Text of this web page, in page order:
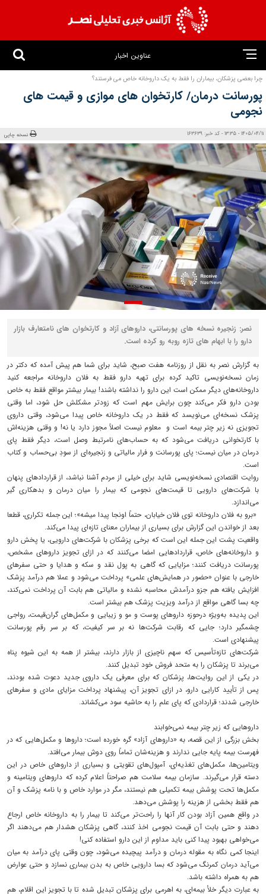
عناوین اخبار
چرا بعضی پزشکان، بیماران را فقط به یک داروخانه خاص می‌ فرستند؟
پورسانت درمان/ کارتخوان‌ های موازی و قیمت‌ های
نجومی
1405/04/11 - 13:35 - کد خبر: 163639 نسخه چاپی
نصر: زنجیره نسخه‌ های پورسانتی، داروهای آزاد و کارتخوان‌ های نامتعارف بازار
دارو را با ابهام‌ های تازه روبه‌ رو کرده است.
به گزارش نصر به نقل از روزنامه هفت صبح، شاید برای شما هم پیش آمده که دکتر در
زمان نسخه‌نویسی تاکید کرده برای تهیه دارو فقط به فلان داروخانه مراجعه کنید
داروخانه‌های دیگر ممکن است این دارو را نداشته باشند! بیمار بیشتر مواقع فقط به خاص
بودن دارو فکر می‌کند چون برایش مهم است که زودتر مشکلش حل شود، اما وقتی
پزشک نسخه‌ای می‌نویسد که فقط در یک داروخانه‌ خاص پیدا می‌شود، وقتی داروی
تجویزی نه زیر چتر بیمه است و معلوم نیست اصلاً مجوز دارد یا نه! و وقتی هزینه‌اش
با کارتخوانی دریافت می‌شود که به حساب‌های نامرتبط وصل است، دیگر فقط پای
درمان در میان نیست؛ پای پورسانت و فرار مالیاتی و زنجیره‌ای از سودِ بی‌حساب و کتاب
است.
روایت اقتصادی نسخه‌نویسی شاید برای خیلی از مردم آشنا نباشد، از قراردادهای پنهان
با شرکت‌های دارویی تا قیمت‌های نجومی که بیمار را میان درمان و بدهکاری گیر
می‌اندازد.
«برو به فلان داروخانه توی فلان خیابان، حتماً اونجا پیدا میشه»؛ این جمله‌ تکراری، قطعا
بعد از خواندن این گزارش برای بسیاری از بیماران معنای تازه‌ای پیدا می‌کند.
واقعیت پشت این جمله این است که برخی پزشکان با شرکت‌های دارویی، یا پخش دارو
و داروخانه‌های خاص، قراردادهایی امضا می‌کنند که در ازای تجویز داروهای مشخص،
پورسانت دریافت کنند؛ مزایایی که گاهی به پول نقد و سکه و هدایا و حتی سفرهای
خارجی با عنوان «حضور در همایش‌های علمی» پرداخت می‌شود ‌و عملا هم درآمد پزشک
افزایش یافته هم جزو درآمدش محاسبه نشده و مالیاتی هم بابت آن پرداخت نمی‌کند،
چه بسا گاهی مواقع از درآمد ویزیت پزشک هم بیشتر است.
این پدیده به‌ویژه درحوزه‌ داروهای پوست و مو و زیبایی و مکمل‌های گران‌قیمت، رواجی
چشمگیر دارد؛ جایی که رقابت شرکت‌ها نه بر سر کیفیت، که بر سر رقم پورسانت
پیشنهادی است.
شرکت‌های تازه‌تأسیس که سهم ناچیزی از بازار دارند، بیشتر از همه به این شیوه پناه
می‌برند تا پزشکان را به متحد فروش خود تبدیل کنند.
در یکی از این روایت‌ها، پزشکان که برای معرفی یک داروی جدید دعوت شده بودند،
پس از تأیید کارایی دارو، در ازای تجویز آن، پیشنهاد پرداخت مزایای مادی و سفرهای
خارجی شدند؛ قراردادی که پای علم را به حاشیه‌ سود می‌کشاند.
داروهایی که زیر چتر بیمه نمی‌خوابند
بخش بزرگی از این قصه، به «داروهای آزاد» گره خورده است؛ داروها و مکمل‌هایی که در
فهرست بیمه‌ پایه جایی ندارند و هزینه‌شان تماماً روی دوش بیمار می‌افتد.
ویتامین‌ها، مکمل‌های تغذیه‌ای، آمپول‌های تقویتی و بسیاری از داروهای خاص در این
دسته قرار می‌گیرند. سازمان بیمه سلامت هم صراحتاً اعلام کرده که داروهای ویتامینه و
مکمل‌ها تحت پوشش بیمه تکمیلی هم نیستند، مگر در موارد خاص و با نامه‌ پزشک و آن
هم فقط بخشی از هزینه را پوشش می‌دهد.
در واقع همین آزاد بودن کار آنها را راحت‌تر می‌کند تا بیمار را به داروخانه خاص ارجاع
دهند و حتی بابت آن قیمت نجومی اخذ کنند، گاهی پزشکان هشدار هم می‌دهند اگر
می‌خواهی بهبود پیدا کنی باید مداوم از این دارو استفاده کنی!
اینجا کمی نگاه به مقوله درمان و درآمد پیچیده می‌شود، چون وقتی پای درآمد به میان
می‌آید درمان کمرنگ می‌شود که بسا دارویی خاص به بدن بیماری نسازد و حتی عوارض
هم به همراه داشته باشد.
به عبارت دیگر خلأ بیمه‌ای، به اهرمی برای پزشکان تبدیل شده تا با تجویز این اقلام، هم